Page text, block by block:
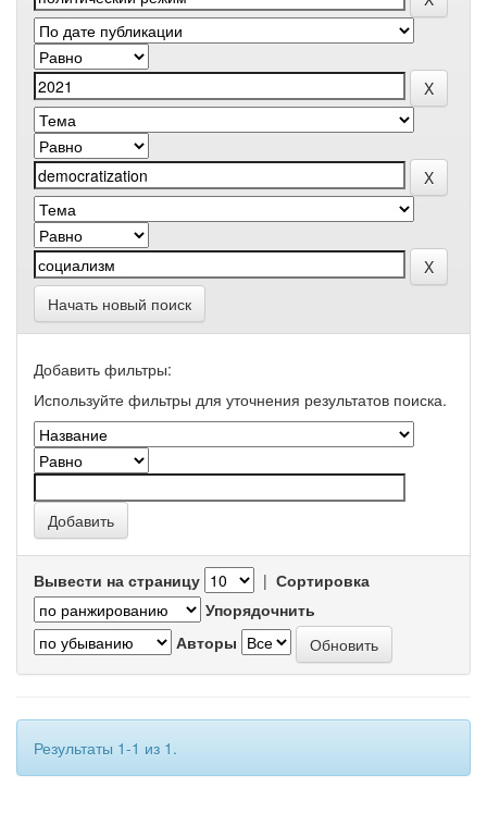
Начать новый поиск
Добавить фильтры:
Используйте фильтры для уточнения результатов поиска.
Вывести на страницу | Сортировка
Упорядочнить
Авторы
Результаты 1-1 из 1.